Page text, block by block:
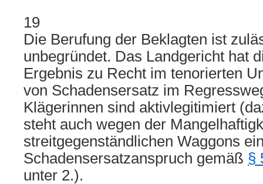
19
Die Berufung der Beklagten ist
unbegründet. Das Landgericht hat
Ergebnis zu Recht im tenorierten
von Schadensersatz im
Klägerinnen sind aktivlegitimiert
steht auch wegen der
streitgegenständlichen Waggons
Schadensersatzanspruch gemäß §
unter 2.).